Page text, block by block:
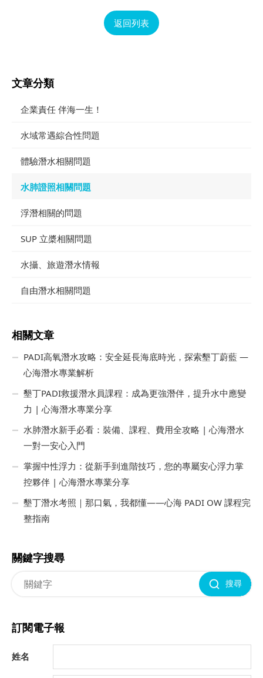
返回列表
文章分類
企業責任 伴海一生！
水域常遇綜合性問題
體驗潛水相關問題
水肺證照相關問題
浮潛相關的問題
SUP 立槳相關問題
水攝、旅遊潛水情報
自由潛水相關問題
相關文章
PADI高氧潛水攻略：安全延長海底時光，探索墾丁蔚藍 —
心海潛水專業解析
墾丁PADI救援潛水員課程：成為更強潛伴，提升水中應變
力 | 心海潛水專業分享
水肺潛水新手必看：裝備、課程、費用全攻略 | 心海潛水
一對一安心入門
掌握中性浮力：從新手到進階技巧，您的專屬安心浮力掌
控夥伴 | 心海潛水專業分享
墾丁潛水考照｜那口氣，我都懂——心海 PADI OW 課程完
整指南
關鍵字搜尋
搜尋
訂閱電子報
姓名